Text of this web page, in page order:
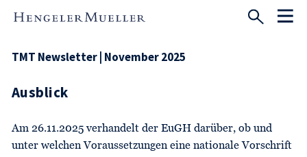
TMT Newsletter | November 2025
Ausblick
Am 26.11.2025 verhandelt der EuGH darüber, ob und
unter welchen Voraussetzungen eine nationale Vorschrift